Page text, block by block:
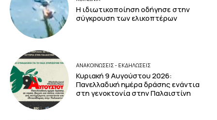
Η ιδιωτικοποίηση οδήγησε στην
σύγκρουση των ελικοπτέρων
ΑΝΑΚΟΙΝΩΣΕΙΣ - ΕΚΔΗΛΩΣΕΙΣ
Κυριακή 9 Αυγούστου 2026:
Πανελλαδική ημέρα δράσης ενάντια
στη γενοκτονία στην Παλαιστίνη